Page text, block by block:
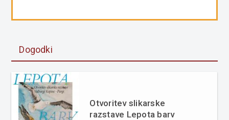
Dogodki
Otvoritev slikarske
razstave Lepota barv